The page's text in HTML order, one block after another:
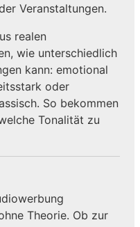
Veranstaltungen.
realen
wie unterschiedlich
kann: emotional
oder
So bekommen
Tonalität zu
Theorie. Ob zur